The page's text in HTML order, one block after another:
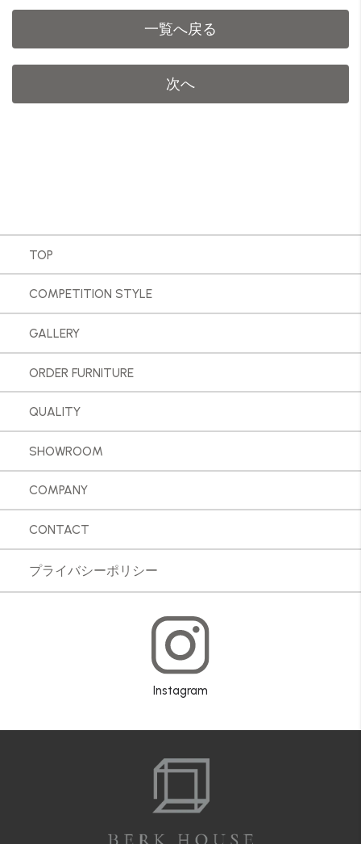
一覧へ戻る
次へ
TOP
COMPETITION STYLE
GALLERY
ORDER FURNITURE
QUALITY
SHOWROOM
COMPANY
CONTACT
プライバシーポリシー
Instagram